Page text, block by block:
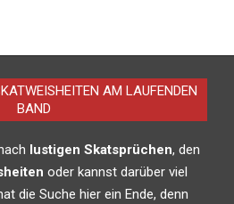
AM LAUFENDEN
BAND
lustigen Skatsprüchen, den
oder kannst darüber viel
die Suche hier ein Ende, denn